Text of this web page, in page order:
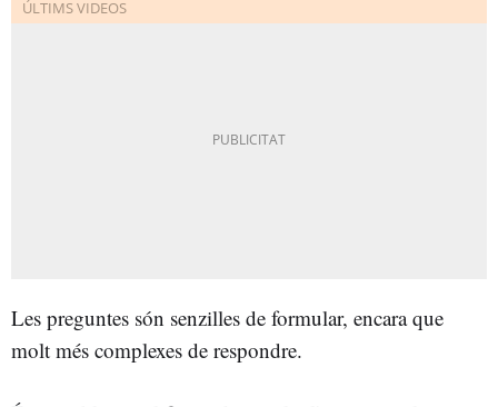
Les preguntes són senzilles de formular, encara que
molt més complexes de respondre.